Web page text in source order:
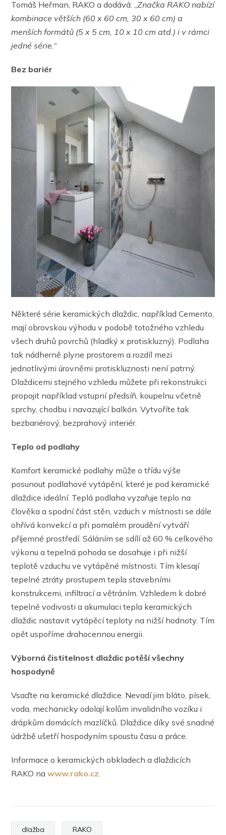
Tomáš Heřman, RAKO a dodává: „Značka RAKO nabízí
kombinace větších (60 x 60 cm, 30 x 60 cm) a
menších formátů (5 x 5 cm, 10 x 10 cm atd.) i v rámci
jedné série.“
Bez bariér
Některé série keramických dlaždic, například Cemento,
mají obrovskou výhodu v podobě totožného vzhledu
všech druhů povrchů (hladký x protiskluzný). Podlaha
tak nádherně plyne prostorem a rozdíl mezi
jednotlivými úrovněmi protiskluznosti není patrný.
Dlaždicemi stejného vzhledu můžete při rekonstrukci
propojit například vstupní předsíň, koupelnu včetně
sprchy, chodbu i navazující balkón. Vytvoříte tak
bezbariérový, bezprahový interiér.
Teplo od podlahy
Komfort keramické podlahy může o třídu výše
posunout podlahové vytápění, které je pod keramické
dlaždice ideální. Teplá podlaha vyzařuje teplo na
člověka a spodní část stěn, vzduch v místnosti se dále
ohřívá konvekcí a při pomalém proudění vytváří
příjemné prostředí. Sáláním se sdílí až 60 % celkového
výkonu a tepelná pohoda se dosahuje i při nižší
teplotě vzduchu ve vytápěné místnosti. Tím klesají
tepelné ztráty prostupem tepla stavebními
konstrukcemi, infiltrací a větráním. Vzhledem k dobré
tepelné vodivosti a akumulaci tepla keramických
dlaždic nastavit vytápěcí teploty na nižší hodnoty. Tím
opět uspoříme drahocennou energii.
Výborná čistitelnost dlaždic potěší všechny
hospodyně
Vsaďte na keramické dlaždice. Nevadí jim bláto, písek,
voda, mechanicky odolají kolům invalidního vozíku i
drápkům domácích mazlíčků. Dlaždice díky své snadné
údržbě ušetří hospodyním spoustu času a práce.
Informace o keramických obkladech a dlaždicích
RAKO nawww.rako.cz.
dlažba RAKO